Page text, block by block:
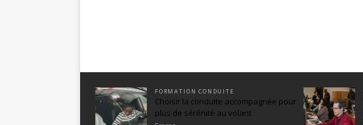
FORMATION CONDUITE
Choisir la conduite accompagnée pour
plus de sérénité au volant